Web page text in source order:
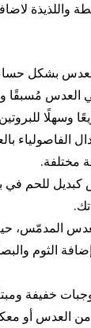
واللذيذة
بشكل
مُسبقًا
وسهلًا
الفاصولياء
مختلفة.
كبديل للحم
المدمّس،
الثوم
خفيفة
العدس أو